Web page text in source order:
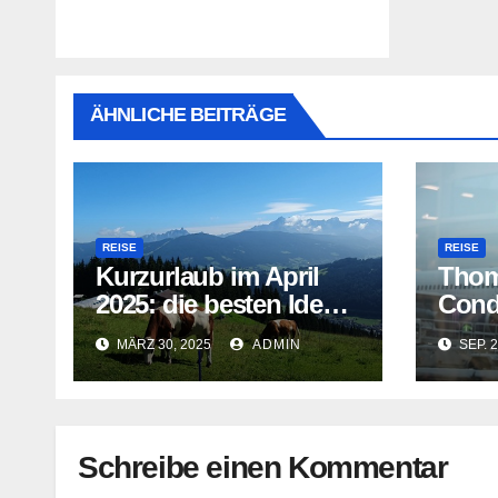
ÄHNLICHE BEITRÄGE
REISE
Kurzurlaub im April
2025: die besten Ideen
für den Kurztrip
MÄRZ 30, 2025 ADMIN
REISE
SEP.
Schreibe einen Kommentar